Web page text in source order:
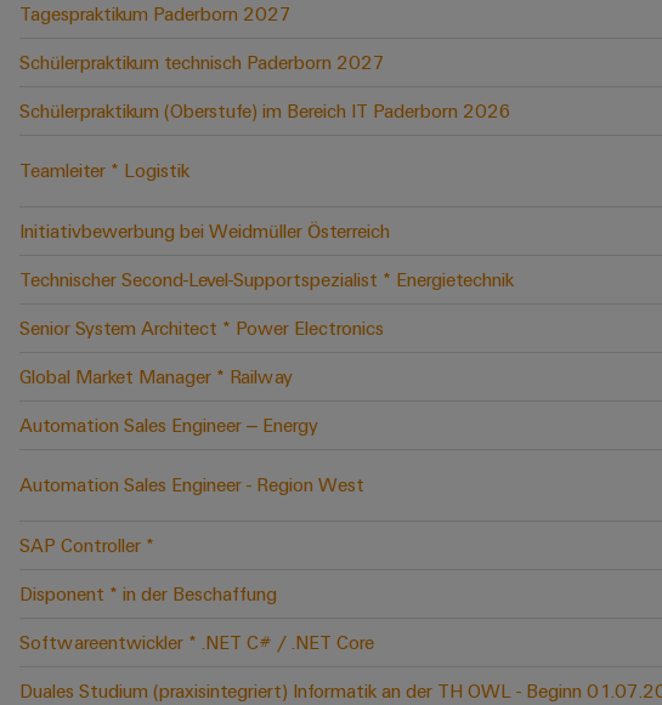
Tagespraktikum Paderborn 2027
Schülerpraktikum technisch Paderborn 2027
Schülerpraktikum (Oberstufe) im Bereich IT Paderborn 2026
Teamleiter * Logistik
Initiativbewerbung bei Weidmüller Österreich
Technischer Second-Level-Supportspezialist * Energietechnik
Senior System Architect * Power Electronics
Global Market Manager * Railway
Automation Sales Engineer – Energy
Automation Sales Engineer - Region West
SAP Controller *
Disponent * in der Beschaffung
Softwareentwickler * .NET C# / .NET Core
Duales Studium (praxisintegriert) Informatik an der TH OWL - Beginn